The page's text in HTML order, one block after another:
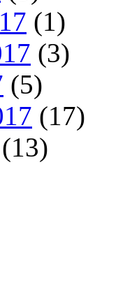
(1)
(3)
(5)
(17)
(13)